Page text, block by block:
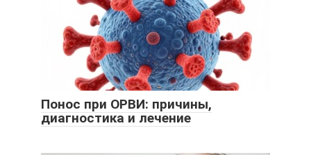
Понос при ОРВИ: причины,
диагностика и лечение